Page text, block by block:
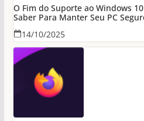
O Fim do Suporte ao Windows
Saber Para Manter Seu PC
14/10/2025